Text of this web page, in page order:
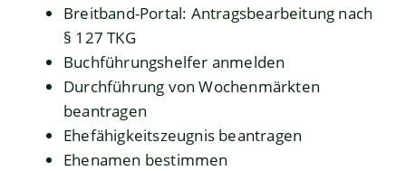
Breitband-Portal: Antragsbearbeitung nach
§ 127 TKG
Buchführungshelfer anmelden
Durchführung von Wochenmärkten
beantragen
Ehefähigkeitszeugnis beantragen
Ehenamen bestimmen